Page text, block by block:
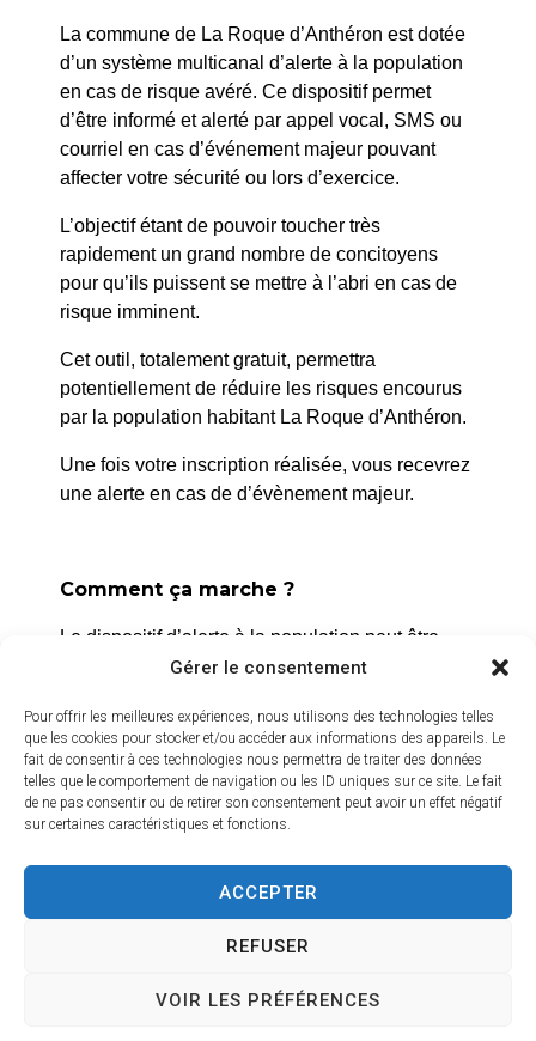
Gérer le consentement
Pour offrir les meilleures expériences, nous utilisons des technologies telles
que les cookies pour stocker et/ou accéder aux informations des appareils. Le
fait de consentir à ces technologies nous permettra de traiter des données
telles que le comportement de navigation ou les ID uniques sur ce site. Le fait
de ne pas consentir ou de retirer son consentement peut avoir un effet négatif
sur certaines caractéristiques et fonctions.
ACCEPTER
REFUSER
VOIR LES PRÉFÉRENCES
SUIV
Nathalie Jean
13640 La Roque d’Anthéron
Nous contacter
Horaires d'ouverture
Du lundi au jeudi :
de 8h30 à 11h30 et de 14h à 16h
Le vendredi :
La commune de La Roque d’Anthéron est dotée
d’un système multicanal d’alerte à la population
en cas de risque avéré. Ce dispositif permet
d’être informé et alerté par appel vocal, SMS ou
courriel en cas d’événement majeur pouvant
affecter votre sécurité ou lors d’exercice.
L’objectif étant de pouvoir toucher très
rapidement un grand nombre de concitoyens
pour qu’ils puissent se mettre à l’abri en cas de
risque imminent.
Cet outil, totalement gratuit, permettra
potentiellement de réduire les risques encourus
par la population habitant La Roque d’Anthéron.
Une fois votre inscription réalisée, vous recevrez
une alerte en cas de d’évènement majeur.
Comment ça marche ?
Le dispositif d’alerte à la population peut être
déclenché dans différents cas, notamment les
L’alerte est déclenchée par les services de la
ville, et peut être localisée selon le périmètre et
l’étendue du risque.
https://inscription.cedralis.com/